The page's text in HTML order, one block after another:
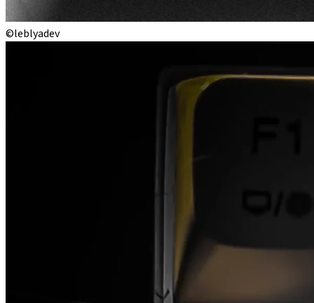
©leblyadev